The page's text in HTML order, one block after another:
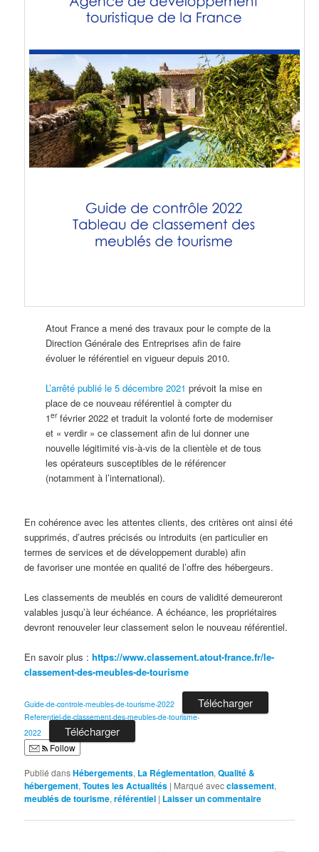
Atout France a mené des travaux pour le compte de la
Direction Générale des Entreprises afin de faire
évoluer le référentiel en vigueur depuis 2010.
L’arrêté publié le 5 décembre 2021 prévoit la mise en
place de ce nouveau référentiel à compter du
1erfévrier 2022 et traduit la volonté forte de moderniser
et « verdir » ce classement afin de lui donner une
nouvelle légitimité vis-à-vis de la clientèle et de tous
les opérateurs susceptibles de le référencer
(notamment à l’international).
En cohérence avec les attentes clients, des critères ont ainsi été
supprimés, d’autres précisés ou introduits (en particulier en
termes de services et de développement durable) afin
de favoriser une montée en qualité de l’offre des hébergeurs.
Les classements de meublés en cours de validité demeureront
valables jusqu’à leur échéance. A échéance, les propriétaires
devront renouveler leur classement selon le nouveau référentiel.
En savoir plus :https://www.classement.atout-france.fr/le-
classement-des-meubles-de-tourisme
Guide-de-controle-meubles-de-tourisme-2022 Télécharger
Referentiel-de-classement-des-meubles-de-tourisme-
2022
Télécharger
Follow
Publié dansHébergements, La Réglementation,Qualité &
hébergement,Toutes les Actualités | Marqué avecclassement,
meublés de tourisme,référentiel | Laisser un commentaire